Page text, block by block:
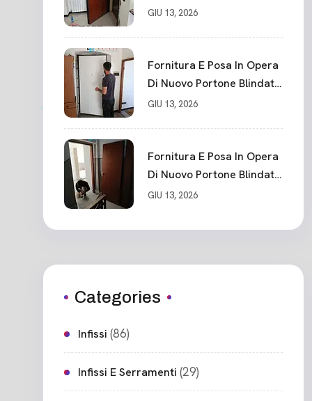
La Spezia
GIU 13, 2026
Fornitura E Posa In Opera
Di Nuovo Portone Blindato
Classe 3 Sicurezza
GIU 13, 2026
Fornitura E Posa In Opera
Di Nuovo Portone Blindato
Ceparana
GIU 13, 2026
Categories
Infissi (86)
Infissi E Serramenti (29)